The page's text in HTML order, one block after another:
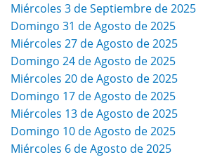
Miércoles 3 de Septiembre de 2025
Domingo 31 de Agosto de 2025
Miércoles 27 de Agosto de 2025
Domingo 24 de Agosto de 2025
Miércoles 20 de Agosto de 2025
Domingo 17 de Agosto de 2025
Miércoles 13 de Agosto de 2025
Domingo 10 de Agosto de 2025
Miércoles 6 de Agosto de 2025